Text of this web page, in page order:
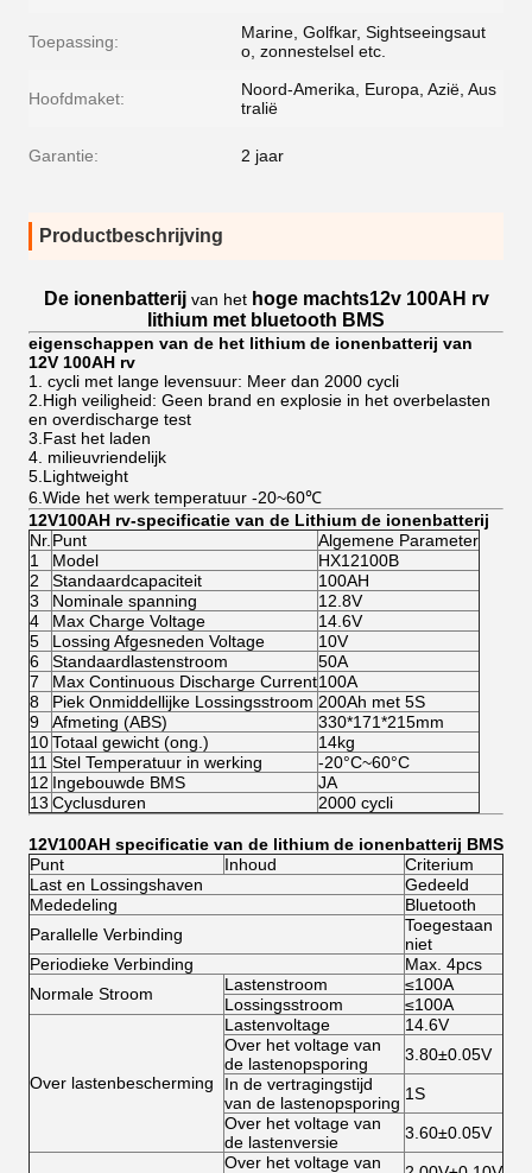
Toepassing:
Marine, Golfkar, Sightseeingsaut
o, zonnestelsel etc.
Hoofdmaket:
Noord-Amerika, Europa, Azië, Aus
tralië
Garantie: 2 jaar
Productbeschrijving
De ionenbatterijvan het hoge machts12v 100AH rv
lithium met bluetooth BMS
eigenschappen van de het lithium de ionenbatterij van
12V 100AH rv
1. cycli met lange levensuur: Meer dan 2000 cycli
2.High veiligheid: Geen brand en explosie in het overbelasten
en overdischarge test
3.Fast het laden
4. milieuvriendelijk
5.Lightweight
6.Wide het werk temperatuur -20~60℃
12V100AH rv-specificatie van de Lithium de ionenbatterij
Nr. Punt
Algemene Parameter
1
Model
HX12100B
2
Standaardcapaciteit
100AH
3
Nominale spanning
12.8V
4
Max Charge Voltage
14.6V
5
Lossing Afgesneden Voltage
10V
6
Standaardlastenstroom
50A
7
Max Continuous Discharge Current100A
8
Piek Onmiddellijke Lossingsstroom 200Ah met 5S
9
Afmeting (ABS)
330*171*215mm
10Totaal gewicht (ong.)
14kg
11 Stel Temperatuur in werking
-20°C~60°C
12 Ingebouwde BMS
JA
13 Cyclusduren 2000 cycli
12V100AH specificatie van de lithium de ionenbatterij BMS
Punt
Inhoud
Criterium
Last en Lossingshaven
Gedeeld
Mededeling
Bluetooth
Parallelle Verbinding
Toegestaan
niet
Periodieke Verbinding
Max. 4pcs
Normale Stroom
Lastenstroom
≤100A
Lossingsstroom
≤100A
Over lastenbescherming
Lastenvoltage
14.6V
Over het voltage van
de lastenopsporing
3.80±0.05V
In de vertragingstijd
van de lastenopsporing 1S
Over het voltage van
de lastenversie
3.60±0.05V
Over het voltage van